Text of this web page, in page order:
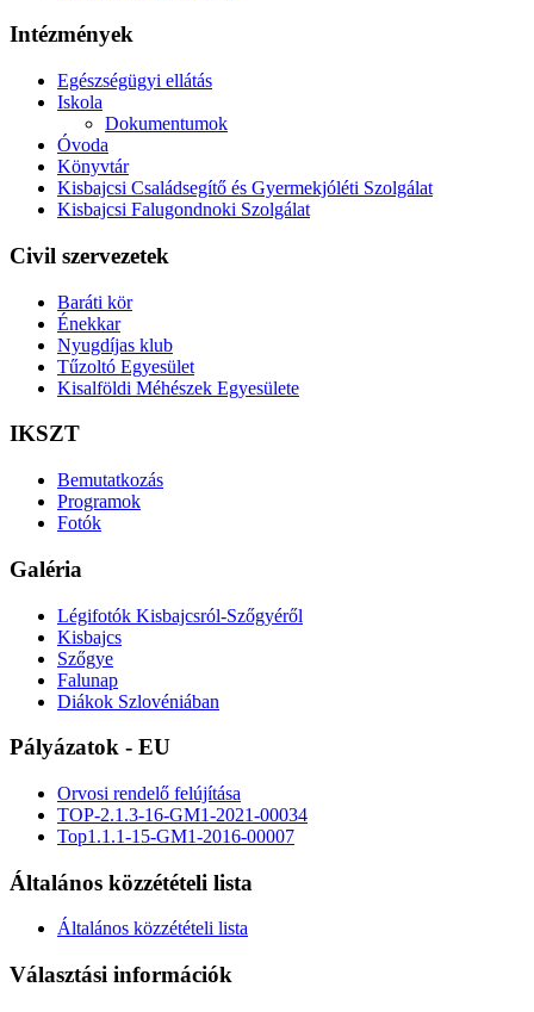
Intézmények
Egészségügyi ellátás
Iskola
Dokumentumok
Óvoda
Könyvtár
Kisbajcsi Családsegítő és Gyermekjóléti Szolgálat
Kisbajcsi Falugondnoki Szolgálat
Civil szervezetek
Baráti kör
Énekkar
Nyugdíjas klub
Tűzoltó Egyesület
Kisalföldi Méhészek Egyesülete
IKSZT
Bemutatkozás
Programok
Fotók
Galéria
Légifotók Kisbajcsról-Szőgyéről
Kisbajcs
Szőgye
Falunap
Diákok Szlovéniában
Pályázatok - EU
Orvosi rendelő felújítása
TOP-2.1.3-16-GM1-2021-00034
Top1.1.1-15-GM1-2016-00007
Általános közzétételi lista
Általános közzétételi lista
Választási információk